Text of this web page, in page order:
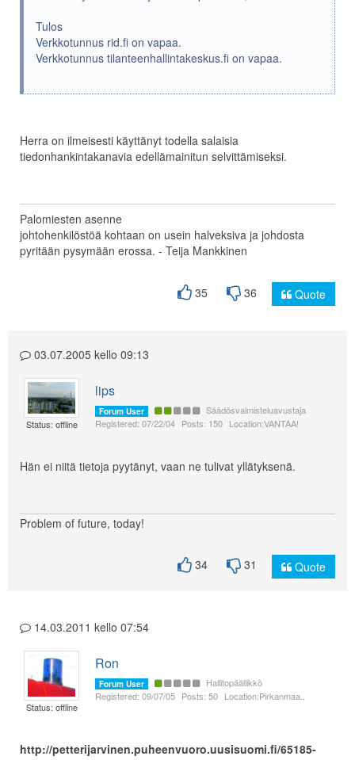
Tulos
Verkkotunnus rid.fi on vapaa.
Verkkotunnus tilanteenhallintakeskus.fi on vapaa.
Herra on ilmeisesti käyttänyt todella salaisia
tiedonhankintakanavia edellämainitun selvittämiseksi.
Palomiesten asenne
johtohenkilöstöä kohtaan on usein halveksiva ja johdosta
pyritään pysymään erossa. - Teija Mankkinen
35 36 Quote
03.07.2005 kello 09:13
Status: offline
lips
Forum User
Säädösvalmisteluavustaja
Registered: 07/22/04 Posts: 150 Location:VANTAA!
Hän ei niitä tietoja pyytänyt, vaan ne tulivat yllätyksenä.
Problem of future, today!
34 31 Quote
14.03.2011 kello 07:54
Status: offline
Ron
Forum User
Hallitopäällikkö
Registered: 09/07/05 Posts: 50 Location:Pirkanmaa..
http://petterijarvinen.puheenvuoro.uusisuomi.fi/65185-